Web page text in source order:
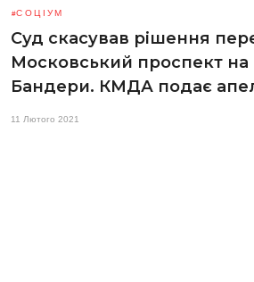
СОЦІУМ
Суд скасував рішення
Московський проспект на
Бандери. КМДА подає
11 Лютого 2021